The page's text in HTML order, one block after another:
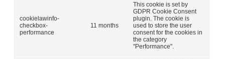
cookielawinfo-
checkbox-
performance
11 months
This cookie is set by
GDPR Cookie Consent
plugin. The cookie is
used to store the user
consent for the cookies in
the category
"Performance".